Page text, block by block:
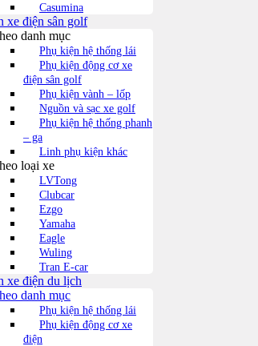
Casumina
xe điện sân golf
danh mục
Phụ kiện hệ thống lái
Phụ kiện động cơ xe
điện sân golf
Phụ kiện vành – lốp
Nguồn và sạc xe golf
Phụ kiện hệ thống phanh
– ga
Linh phụ kiện khác
loại xe
LVTong
Clubcar
Ezgo
Yamaha
Eagle
Wuling
Tran E-car
xe điện du lịch
danh mục
Phụ kiện hệ thống lái
Phụ kiện động cơ xe
điện